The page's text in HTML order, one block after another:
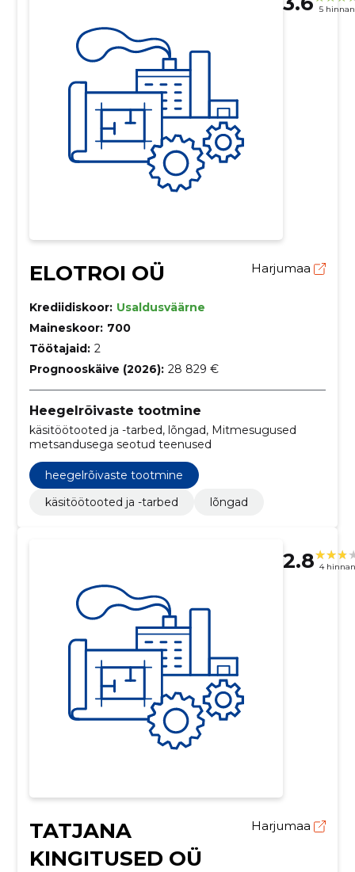
5
ELOTROI OÜ Harjumaa
Krediidiskoor: Usaldusväärne
Maineskoor: 700
Töötajaid: 2
Prognooskäive (2026): 28 829 €
Heegelrõivaste tootmine
käsitöötooted ja -tarbed, lõngad, Mitmesugused
metsandusega seotud teenused
heegelrõivaste tootmine
käsitöötooted ja -tarbed
lõngad
2.8 4
TATJANA
KINGITUSED OÜ
Harjumaa